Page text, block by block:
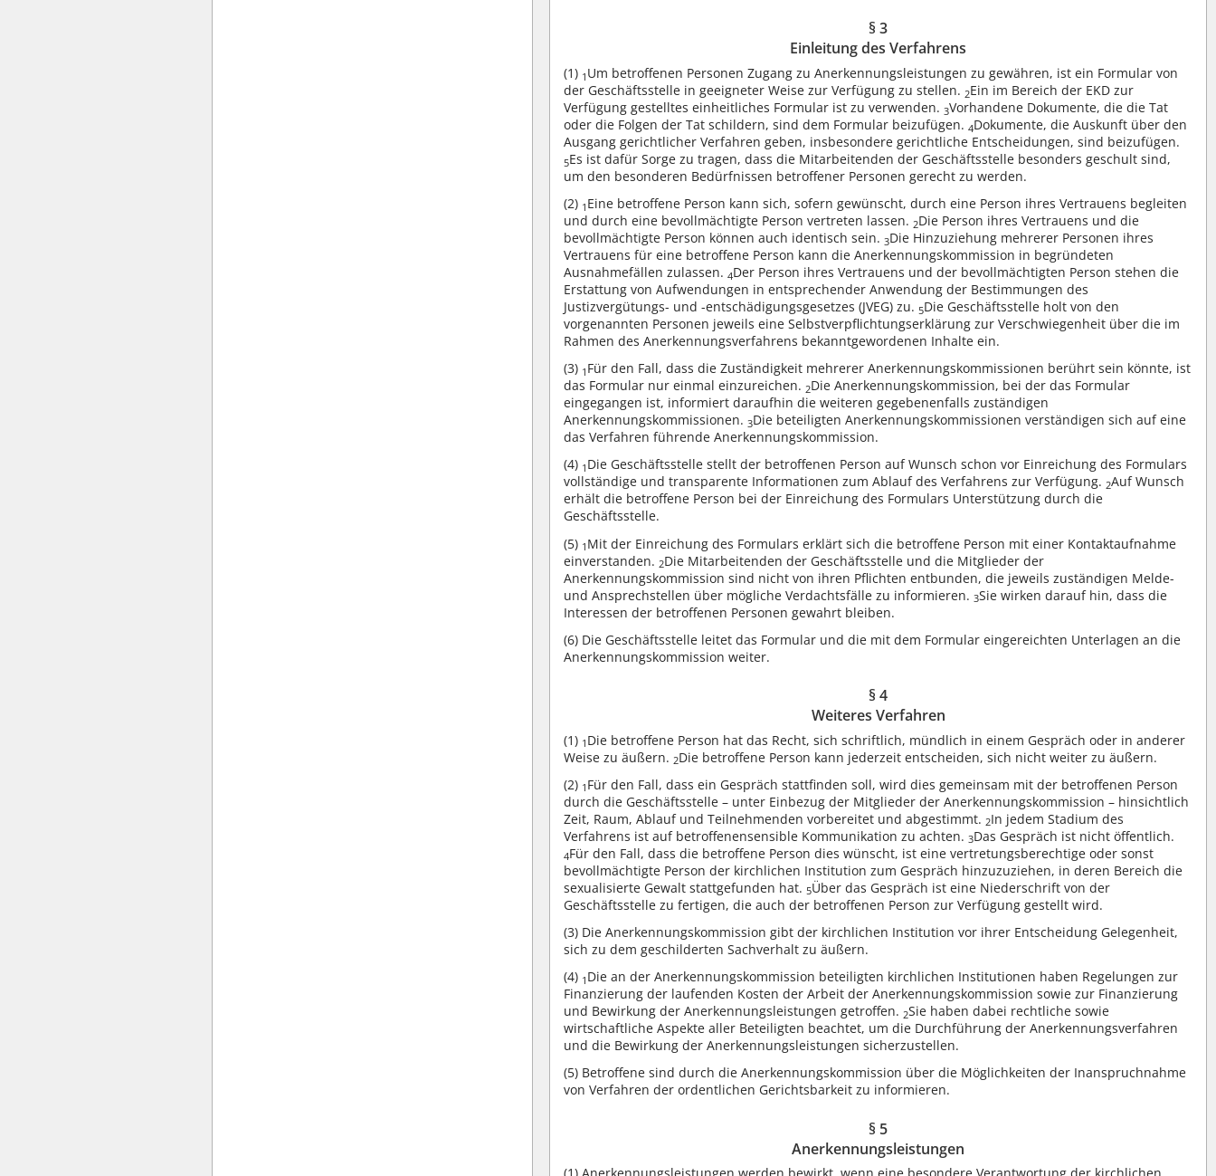
§ 3
Einleitung des Verfahrens
(1) 1 Um betroffenen Personen Zugang zu Anerkennungsleistungen zu gewähren, ist ein Formular von
der Geschäftsstelle in geeigneter Weise zur Verfügung zu stellen. 2Ein im Bereich der EKD zur
Verfügung gestelltes einheitliches Formular ist zu verwenden.3Vorhandene Dokumente, die die Tat
oder die Folgen der Tat schildern, sind dem Formular beizufügen.4Dokumente, die Auskunft über den
Ausgang gerichtlicher Verfahren geben, insbesondere gerichtliche Entscheidungen, sind beizufügen.
5Es ist dafür Sorge zu tragen, dass die Mitarbeitenden der Geschäftsstelle besonders geschult sind,
um den besonderen Bedürfnissen betroffener Personen gerecht zu werden.
(2) 1 Eine betroffene Person kann sich, sofern gewünscht, durch eine Person ihres Vertrauens begleiten
und durch eine bevollmächtigte Person vertreten lassen. 2Die Person ihres Vertrauens und die
bevollmächtigte Person können auch identisch sein.3Die Hinzuziehung mehrerer Personen ihres
Vertrauens für eine betroffene Person kann die Anerkennungskommission in begründeten
Ausnahmefällen zulassen.4Der Person ihres Vertrauens und der bevollmächtigten Person stehen die
Erstattung von Aufwendungen in entsprechender Anwendung der Bestimmungen des
Justizvergütungs- und -entschädigungsgesetzes (JVEG) zu. 5Die Geschäftsstelle holt von den
vorgenannten Personen jeweils eine Selbstverpflichtungserklärung zur Verschwiegenheit über die im
Rahmen des Anerkennungsverfahrens bekanntgewordenen Inhalte ein.
(3) 1 Für den Fall, dass die Zuständigkeit mehrerer Anerkennungskommissionen berührt sein könnte, ist
das Formular nur einmal einzureichen. 2Die Anerkennungskommission, bei der das Formular
eingegangen ist, informiert daraufhin die weiteren gegebenenfalls zuständigen
Anerkennungskommissionen.3Die beteiligten Anerkennungskommissionen verständigen sich auf eine
das Verfahren führende Anerkennungskommission.
(4) 1 Die Geschäftsstelle stellt der betroffenen Person auf Wunsch schon vor Einreichung des Formulars
vollständige und transparente Informationen zum Ablauf des Verfahrens zur Verfügung. 2Auf Wunsch
erhält die betroffene Person bei der Einreichung des Formulars Unterstützung durch die
Geschäftsstelle.
(5) 1 Mit der Einreichung des Formulars erklärt sich die betroffene Person mit einer Kontaktaufnahme
einverstanden. 2Die Mitarbeitenden der Geschäftsstelle und die Mitglieder der
Anerkennungskommission sind nicht von ihren Pflichten entbunden, die jeweils zuständigen Melde-
und Ansprechstellen über mögliche Verdachtsfälle zu informieren.3Sie wirken darauf hin, dass die
Interessen der betroffenen Personen gewahrt bleiben.
(6) Die Geschäftsstelle leitet das Formular und die mit dem Formular eingereichten Unterlagen an die
Anerkennungskommission weiter.
§ 4
Weiteres Verfahren
(1) 1 Die betroffene Person hat das Recht, sich schriftlich, mündlich in einem Gespräch oder in anderer
Weise zu äußern. 2Die betroffene Person kann jederzeit entscheiden, sich nicht weiter zu äußern.
(2) 1 Für den Fall, dass ein Gespräch stattfinden soll, wird dies gemeinsam mit der betroffenen Person
durch die Geschäftsstelle – unter Einbezug der Mitglieder der Anerkennungskommission – hinsichtlich
Zeit, Raum, Ablauf und Teilnehmenden vorbereitet und abgestimmt. 2In jedem Stadium des
Verfahrens ist auf betroffenensensible Kommunikation zu achten.3Das Gespräch ist nicht öffentlich.
4Für den Fall, dass die betroffene Person dies wünscht, ist eine vertretungsberechtige oder sonst
bevollmächtigte Person der kirchlichen Institution zum Gespräch hinzuzuziehen, in deren Bereich die
sexualisierte Gewalt stattgefunden hat. 5Über das Gespräch ist eine Niederschrift von der
Geschäftsstelle zu fertigen, die auch der betroffenen Person zur Verfügung gestellt wird.
(3) Die Anerkennungskommission gibt der kirchlichen Institution vor ihrer Entscheidung Gelegenheit,
sich zu dem geschilderten Sachverhalt zu äußern.
(4) 1 Die an der Anerkennungskommission beteiligten kirchlichen Institutionen haben Regelungen zur
Finanzierung der laufenden Kosten der Arbeit der Anerkennungskommission sowie zur Finanzierung
und Bewirkung der Anerkennungsleistungen getroffen. 2Sie haben dabei rechtliche sowie
wirtschaftliche Aspekte aller Beteiligten beachtet, um die Durchführung der Anerkennungsverfahren
und die Bewirkung der Anerkennungsleistungen sicherzustellen.
(5) Betroffene sind durch die Anerkennungskommission über die Möglichkeiten der Inanspruchnahme
von Verfahren der ordentlichen Gerichtsbarkeit zu informieren.
§ 5
Anerkennungsleistungen